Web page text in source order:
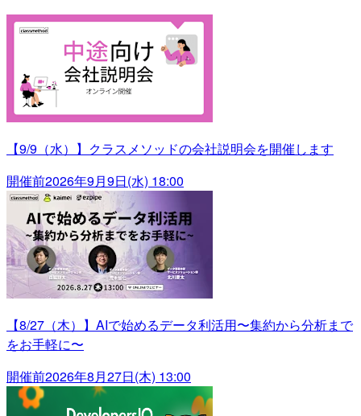
【9/9（水）】クラスメソッドの会社説明会を開催します
開催前2026年9月9日(水) 18:00
【8/27（木）】AIで始めるデータ利活用〜集約から分析まで
をお手軽に〜
開催前2026年8月27日(木) 13:00